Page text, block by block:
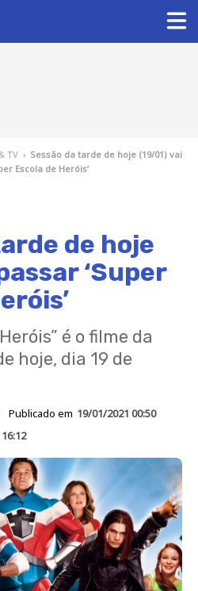
TV › Sessão da tarde de hoje (19/01) vai
Escola de Heróis’
de hoje
‘Super
é o filme da
hoje, dia 19 de
Publicado em 19/01/2021 00:50